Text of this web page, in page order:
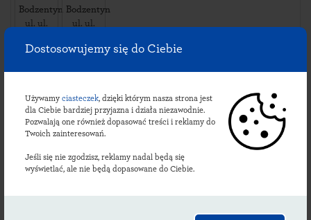
Dostosowujemy się do Ciebie
Używamy ciasteczek, dzięki którym nasza strona jest
dla Ciebie bardziej przyjazna i działa niezawodnie.
Pozwalają one również dopasować treści i reklamy do
Twoich zainteresowań.
Jeśli się nie zgodzisz, reklamy nadal będą się
wyświetlać, ale nie będą dopasowane do Ciebie.
Bodzentyn
ul. ul.
Langiewicza
Bodzentyn
Dostępność
i usługi:
robocze:
09:00-
Bodzentyn
ul. ul.
1,
Dostępność
i usługi:
dni
08:00-